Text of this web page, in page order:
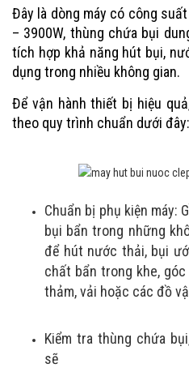
Đây là dòng máy có công
– 3900W, thùng chứa bụi
tích hợp khả năng hút bụi,
dụng trong nhiều không gian.
Để vận hành thiết bị hiệu
theo quy trình chuẩn dưới đây:
Chuẩn bị phụ kiện máy:
bụi bẩn trong những
để hút nước thải, bụi
chất bẩn trong khe,
thảm, vải hoặc các đồ
Kiểm tra thùng chứa
sẽ